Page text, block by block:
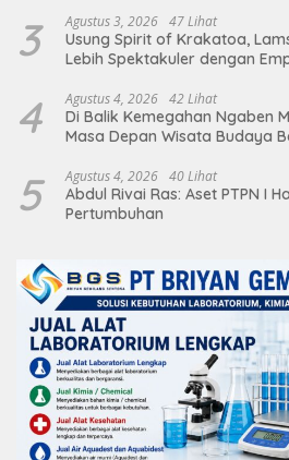
3 Agustus 3, 2026 47 Lihat
Usung Spirit of Krakatoa,
Lebih Spektakuler dengan
4 Agustus 4, 2026 42 Lihat
Di Balik Kemegahan Ngaben
Masa Depan Wisata Budaya
5 Agustus 4, 2026 40 Lihat
Abdul Rivai Ras: Aset PTPN I
Pertumbuhan